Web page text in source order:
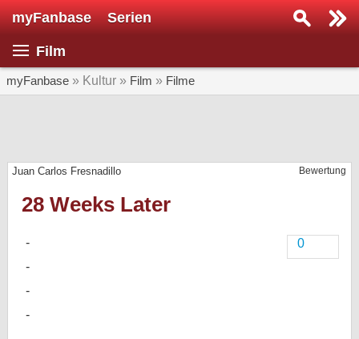
myFanbase Serien
Film
myFanbase » Kultur » Film » Filme
Bewertung
Juan Carlos Fresnadillo
28 Weeks Later
0
Serie suchen...
SERIEN
Veranstaltungen